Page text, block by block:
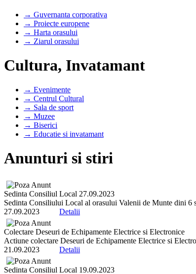
→ Guvernanta corporativa
→ Proiecte europene
→ Harta orasului
→ Ziarul orasului
Cultura, Invatamant
→ Evenimente
→ Centrul Cultural
→ Sala de sport
→ Muzee
→ Biserici
→ Educatie si invatamant
Anunturi si stiri
Sedinta Consiliul Local 27.09.2023
Sedinta Consiliului Local al orasului Valenii de Munte dini 6
27.09.2023 Detalii
Colectare Deseuri de Echipamente Electrice si Electronice
Actiune colectare Deseuri de Echipamente Electrice si
21.09.2023 Detalii
Sedinta Consiliul Local 19.09.2023